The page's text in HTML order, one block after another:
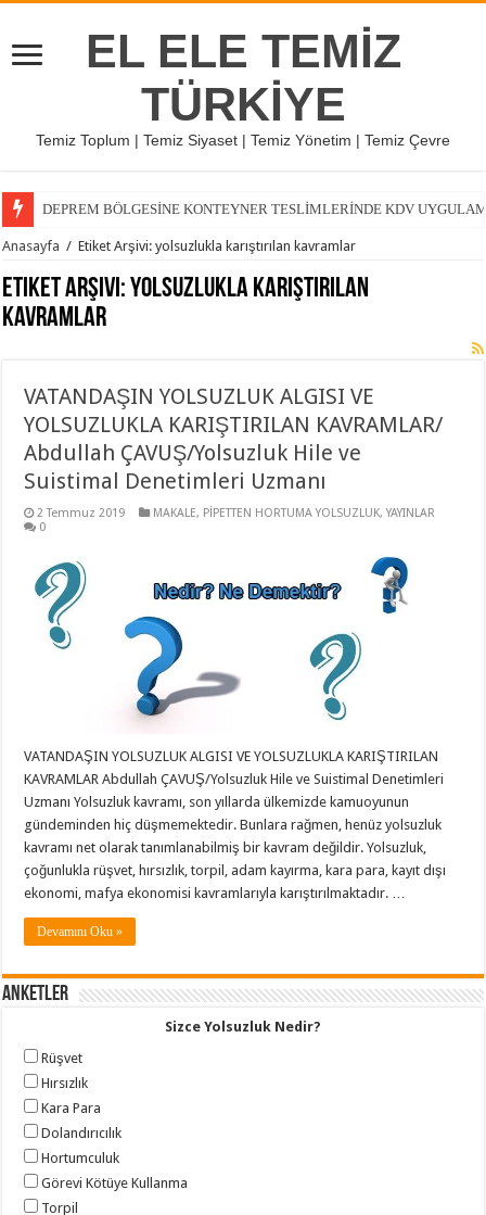
EL ELE TEMİZ
TÜRKİYE
Temiz Toplum | Temiz Siyaset | Temiz Yönetim | Temiz Çevre
DEPREM BÖLGESİNE KONTEYNER TESLİMLERİNDE KDV
Anasayfa / Etiket Arşivi: yolsuzlukla karıştırılan kavramlar
Etiket Arşivi:yolsuzlukla karıştırılan
kavramlar
VATANDAŞIN YOLSUZLUK ALGISI VE
YOLSUZLUKLA KARIŞTIRILAN KAVRAMLAR/
Abdullah ÇAVUŞ/Yolsuzluk Hile ve
Suistimal Denetimleri Uzmanı
2 Temmuz 2019 MAKALE, PİPETTEN HORTUMA YOLSUZLUK,YAYINLAR
0
VATANDAŞIN YOLSUZLUK ALGISI VE YOLSUZLUKLA KARIŞTIRILAN
KAVRAMLAR Abdullah ÇAVUŞ/Yolsuzluk Hile ve Suistimal Denetimleri
Uzmanı Yolsuzluk kavramı, son yıllarda ülkemizde kamuoyunun
gündeminden hiç düşmemektedir. Bunlara rağmen, henüz yolsuzluk
kavramı net olarak tanımlanabilmiş bir kavram değildir. Yolsuzluk,
çoğunlukla rüşvet, hırsızlık, torpil, adam kayırma, kara para, kayıt dışı
ekonomi, mafya ekonomisi kavramlarıyla karıştırılmaktadır. …
Devamını Oku »
Anketler
Sizce Yolsuzluk Nedir?
Rüşvet
Hırsızlık
Kara Para
Dolandırıcılık
Hortumculuk
Görevi Kötüye Kullanma
Torpil